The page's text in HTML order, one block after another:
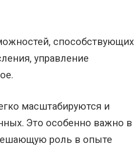
способствующих
управление
масштабируются и
Это особенно важно в
роль в опыте